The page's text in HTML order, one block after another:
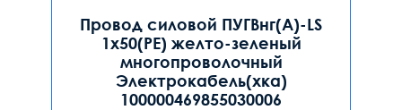
Провод силовой ПУГВнг(А)-LS
1х50(PE) желто-зеленый
многопроволочный
Электрокабель(хка)
100000469855030006